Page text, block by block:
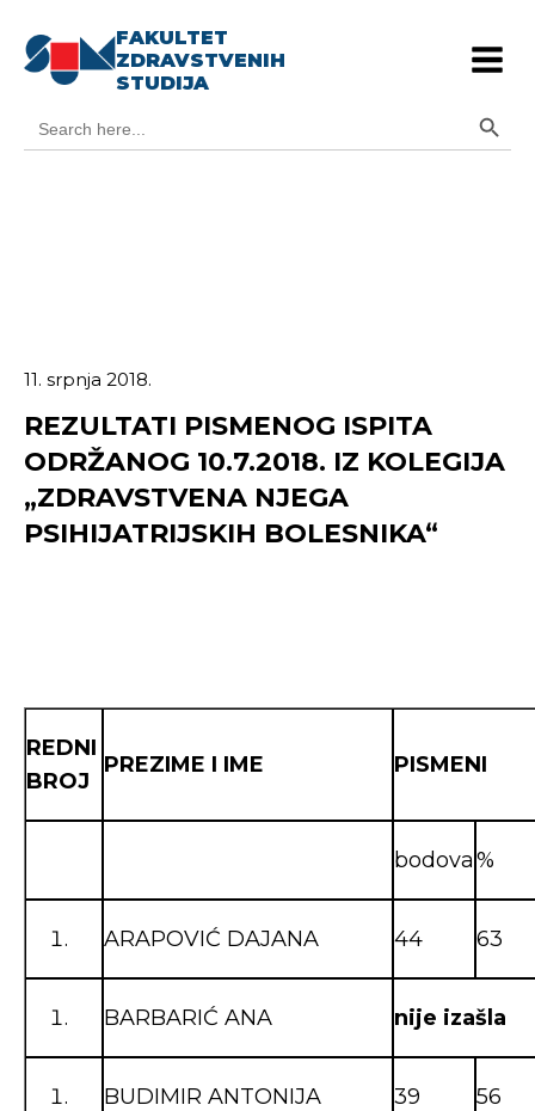
FAKULTET
ZDRAVSTVENIH
STUDIJA
for:
11. srpnja 2018.
REZULTATI PISMENOG ISPITA
ODRŽANOG 10.7.2018. IZ KOLEGIJA
„ZDRAVSTVENA NJEGA
PSIHIJATRIJSKIH BOLESNIKA“
REDNI
BROJ
PREZIME I IME PISMENI
bodova%
ARAPOVIĆ DAJANA 44 63
BARBARIĆ ANA nije izašla
BUDIMIR ANTONIJA 39 56